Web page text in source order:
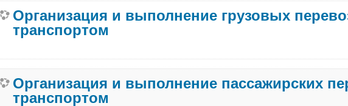
Организация и выполнение грузовых перевозок
транспортом
Организация и выполнение пассажирских
транспортом